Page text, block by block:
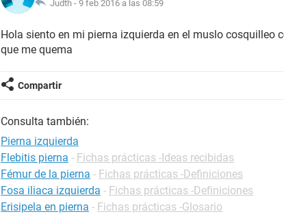
Judth - 9 feb 2016 a las 08:59
Hola siento en mi pierna izquierda en el muslo cosquilleo
que me quema
Compartir
Consulta también:
Pierna izquierda
Flebitis pierna - Fichas prácticas -Ideas recibidas
Fémur de la pierna - Fichas prácticas -Definiciones
Fosa iliaca izquierda - Fichas prácticas -Definiciones
Erisipela en pierna - Fichas prácticas -Glosario